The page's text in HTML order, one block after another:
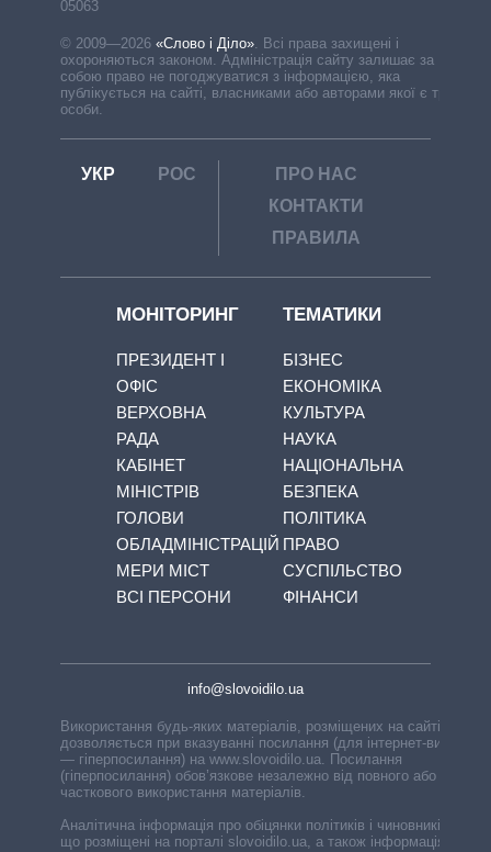
05063
© 2009—2026 «Слово і Діло»
Всі права захищені і
охороняються законом. Адміністрація сайту залишає за
собою право не погоджуватися з інформацією, яка
публікується на сайті, власниками або авторами якої є треті
особи.
УКР РОС
ПРО НАС
КОНТАКТИ
ПРАВИЛА
МОНІТОРИНГ
ПРЕЗИДЕНТ І
ОФІС
ВЕРХОВНА
РАДА
КАБІНЕТ
МІНІСТРІВ
ГОЛОВИ
ОБЛАДМІНІСТРАЦІЙ
МЕРИ МІСТ
ВСІ ПЕРСОНИ
ТЕМАТИКИ
БІЗНЕС
ЕКОНОМІКА
КУЛЬТУРА
НАУКА
НАЦІОНАЛЬНА
БЕЗПЕКА
ПОЛІТИКА
ПРАВО
СУСПІЛЬСТВО
ФІНАНСИ
info@slovoidilo.ua
Використання будь-яких матеріалів, розміщених на сайті,
дозволяється при вказуванні посилання (для інтернет-видань
— гіперпосилання) на www.slovoidilo.ua. Посилання
(гіперпосилання) обов’язкове незалежно від повного або
часткового використання матеріалів.
Аналітична інформація про обіцянки політиків і чиновників,
що розміщені на порталі slovoidilo.ua, а також інформація про